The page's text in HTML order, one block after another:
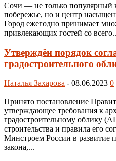
Сочи — не только популярный
побережье, но и центр
Город ежегодно принимает
привлекающих гостей со
Утверждён порядок
градостроительного
Наталья Захарова - 08.06.2023 0
Принято постановление
утверждающее требования к
градостроительному облику
строительства и правила его
Минстроем России в развитие
закона,...